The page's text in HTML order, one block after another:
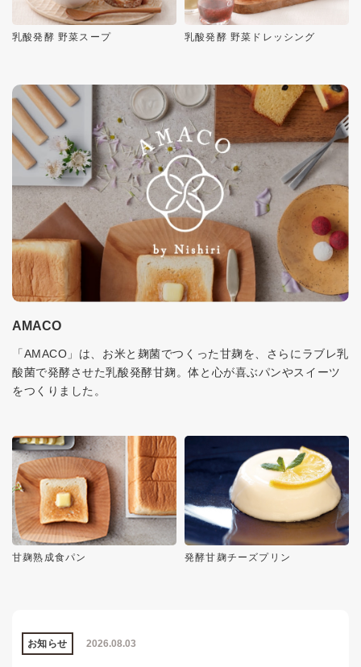
乳酸発酵 野菜スープ 乳酸発酵 野菜ドレッシング
AMACO
「AMACO」は、お米と麹菌でつくった甘麹を、さらにラブレ乳
酸菌で発酵させた乳酸発酵甘麹。体と心が喜ぶパンやスイーツ
をつくりました。
甘麹熟成食パン 発酵甘麹チーズプリン
2026.08.03
お知らせ